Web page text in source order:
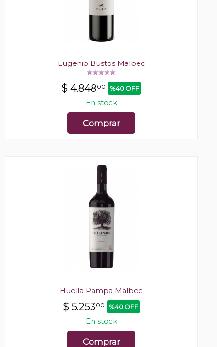
Eugenio Bustos Malbec
$ 4.848 00 %40 OFF
En stock
Comprar
Huella Pampa Malbec
$ 5.253 00 %40 OFF
En stock
Comprar